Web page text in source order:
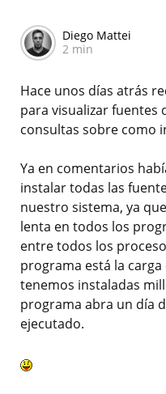
Diego Mattei
2 min
Hace unos días atrás
para visualizar fuentes
consultas sobre como
Ya en comentarios
instalar todas las
nuestro sistema, ya
lenta en todos los
entre todos los
programa está la
tenemos instaladas
programa abra un día
ejecutado.